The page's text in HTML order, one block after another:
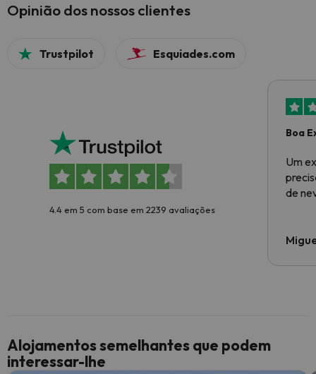
Opinião dos nossos clientes
Trustpilot Esquiades.com
4.4 em 5 com base em 2239 avaliações
Boa
Um
de
Alojamentos semelhantes que podem
interessar-lhe